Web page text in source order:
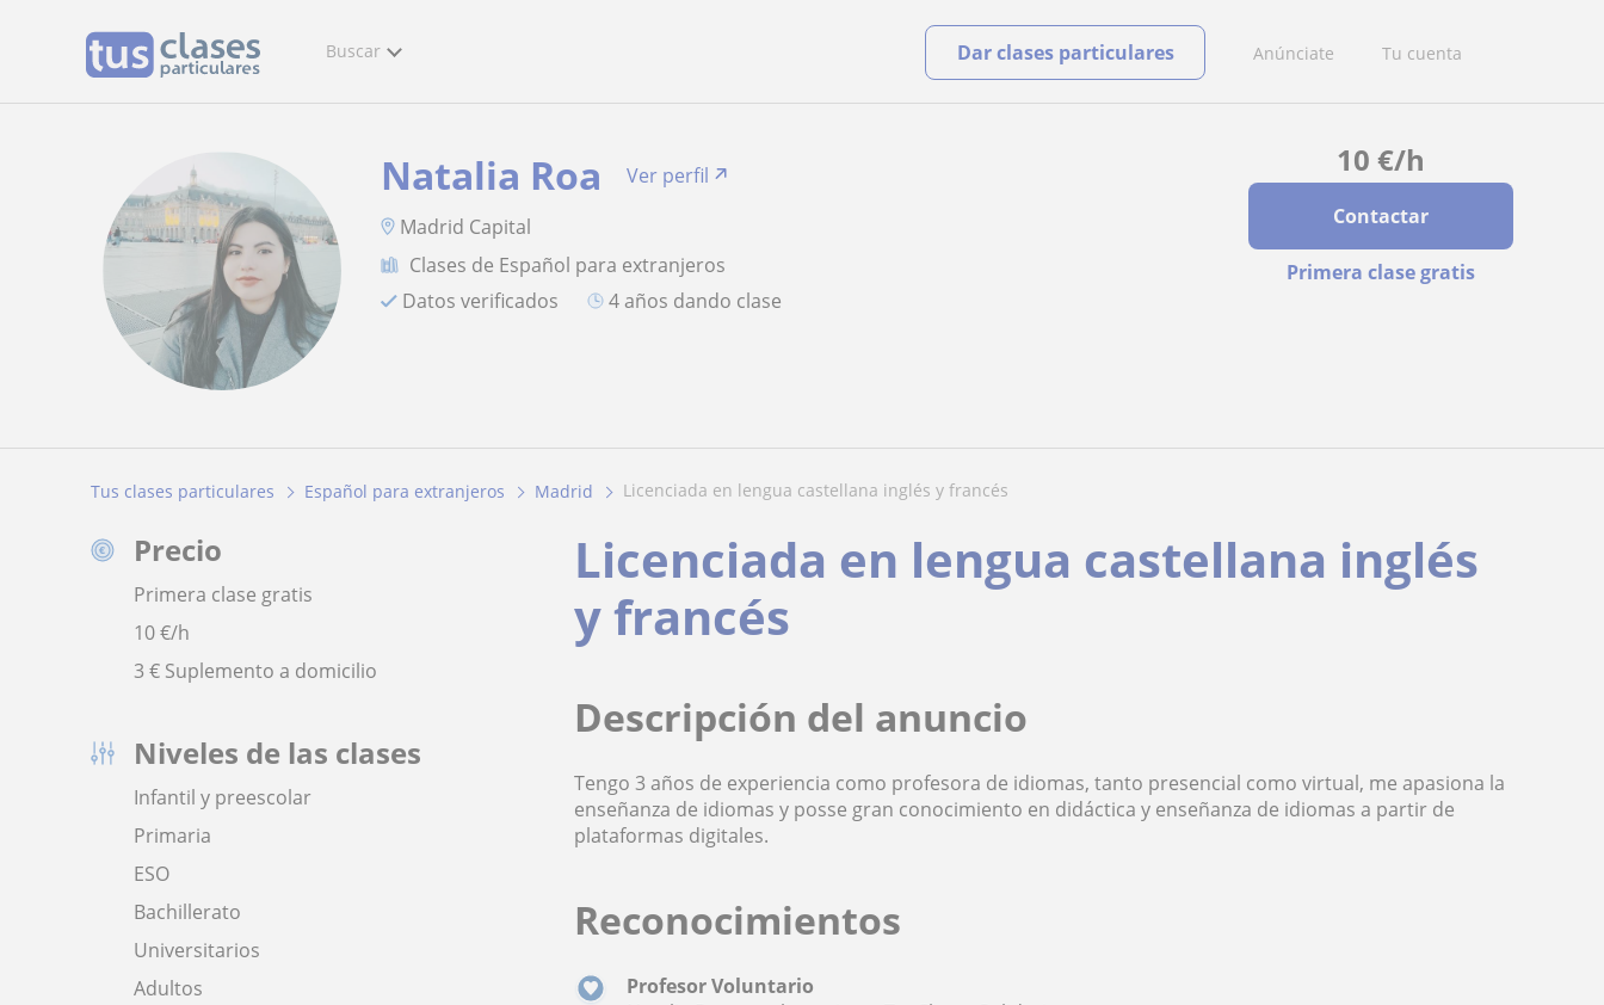
Buscar Anúnciate Tu cuenta
Dar clases particulares
10 €/h
Contactar
Primera clase gratis
Natalia Roa
Ver perfil
Madrid Capital
Clases de Español para extranjeros
Datos verificados
4 años dando clase
Tus clases particulares Español para extranjeros Madrid licenciada en lengua castellana inglés y francés
Precio
Primera clase gratis
10€/h
3 € Suplemento a domicilio
Niveles de las clases
Infantil y preescolar
Primaria
ESO
Bachillerato
Universitarios
Adultos
Licenciada en lengua castellana inglés
y francés
Descripción del anuncio
Tengo 3 años de experiencia como profesora de idiomas, tanto presencial como virtual, me apasiona la
enseñanza de idiomas y posse gran conocimiento en didáctica y enseñanza de idiomas a partir de
plataformas digitales.
Reconocimientos
Profesor Voluntario